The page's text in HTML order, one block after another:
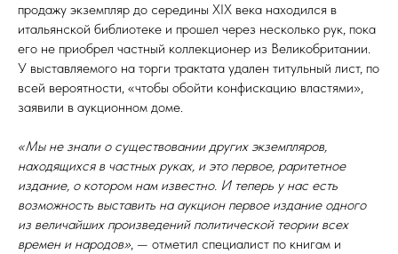
продажу экземпляр до середины XIX века находился в
итальянской библиотеке и прошел через несколько рук, пока
его не приобрел частный коллекционер из Великобритании.
У выставляемого на торги трактата удален титульный лист, по
всей вероятности, «чтобы обойти конфискацию властями»,
заявили в аукционном доме.
«Мы не знали о существовании других экземпляров,
находящихся в частных руках, и это первое, раритетное
издание, о котором нам известно. И теперь у нас есть
возможность выставить на аукцион первое издание одного
из величайших произведений политической теории всех
времен и народов», — отметил специалист по книгам и